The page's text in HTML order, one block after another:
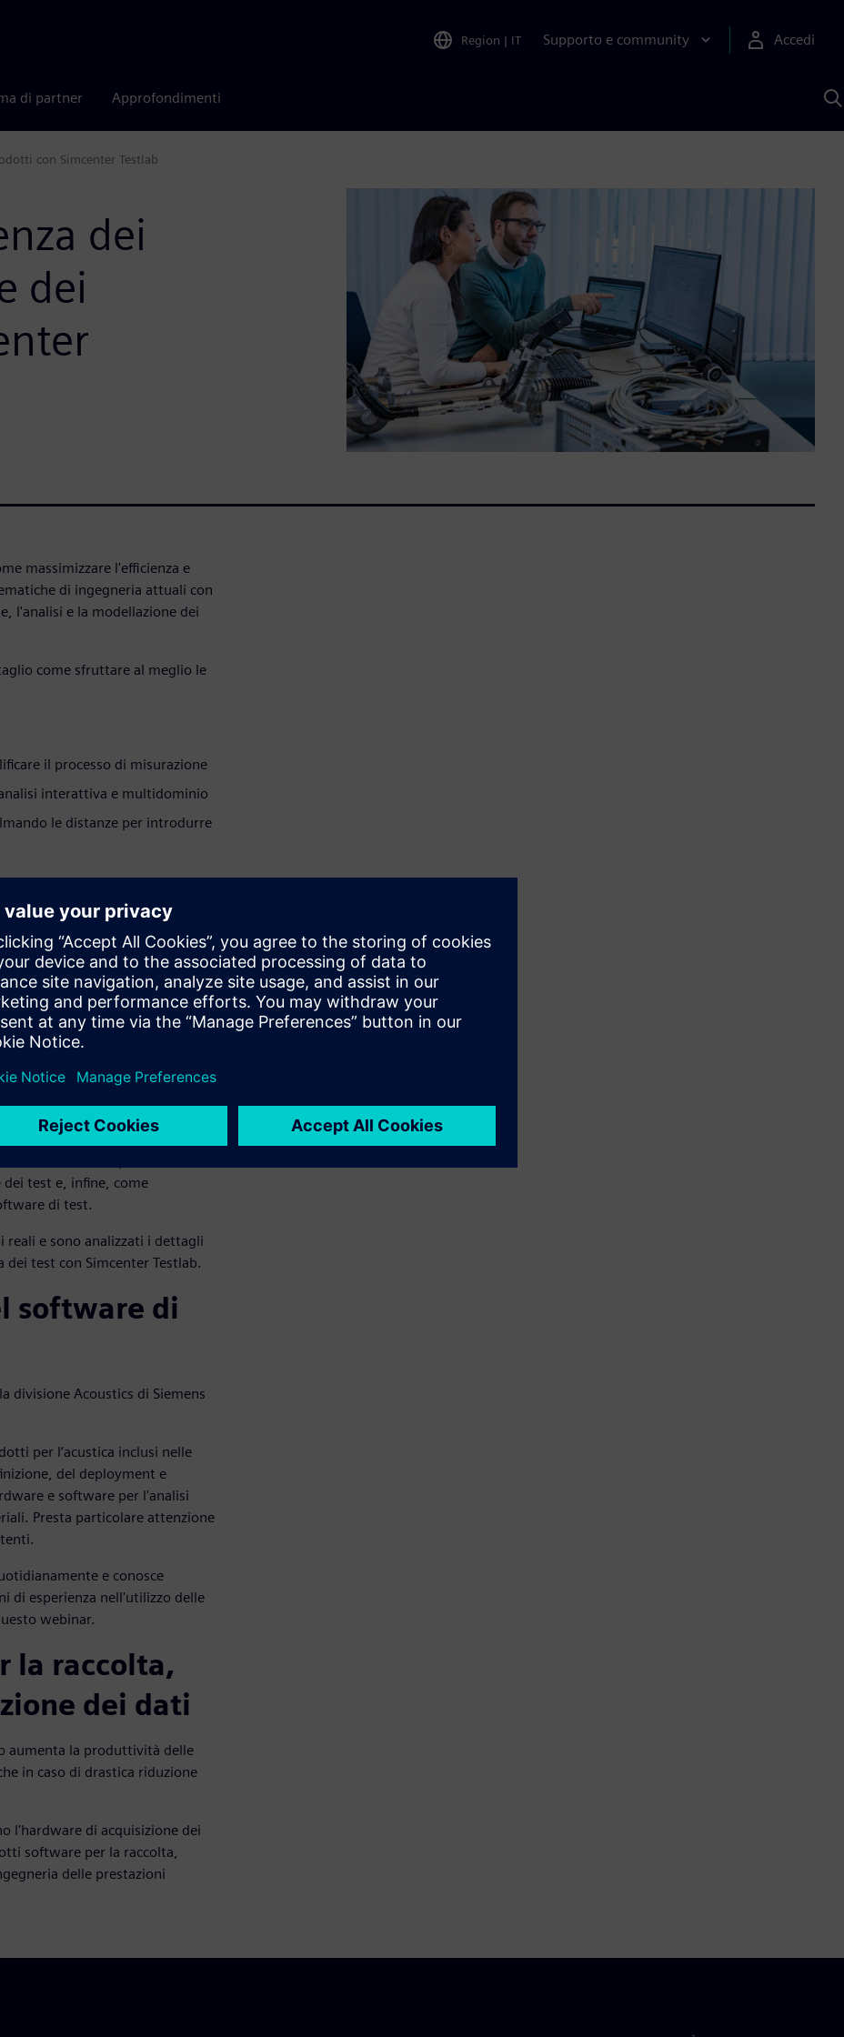
Region | IT Supporto e community Accedi
di partner Approfondimenti
con Simcenter Testlab
dei
dei
massimizzare l'efficienza e
di ingegneria attuali con
l'analisi e la modellazione dei
come sfruttare al meglio le
il processo di misurazione
interattiva e multidominio
le distanze per introdurre
dei dati”, spiegheremo
test standardizzati e
la durata, e di conseguenza
in insight” viene illustrato
automatizzate, come
i dati, nonché come
simulazione” viene spiegato
come incorporare i
test e, infine, come
di test.
reali e sono analizzati i dettagli
test con Simcenter Testlab.
software di
divisione Acoustics di Siemens
per l’acustica inclusi nelle
del deployment e
e software per l'analisi
Presta particolare attenzione
e conosce
di esperienza nell'utilizzo delle
webinar.
la raccolta,
dei dati
aumenta la produttività delle
in caso di drastica riduzione
l'hardware di acquisizione dei
software per la raccolta,
delle prestazioni